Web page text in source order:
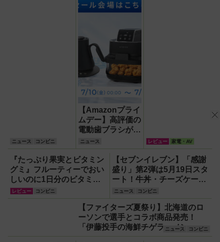
ニュース コンビニ
【Amazonプライ
ムデー】高評価の
電動歯ブラシが最
大33%OFF！エペ
イオスの大注目セ
ールを見逃すな！
ニュース レビュー 家電・AV
『たっぷり果実とビタミン
グミ』フルーティーでおい
しいのに1日分のビタミン
もとれるって!?【食べてみ
た】
レビュー コンビニ
【セブンイレブン】「感謝
盛り」第2弾は5月19日スタ
ート！牛丼・チーズケーキ
など6品が「お値段そのま
ま」50%以上増量【創業感
謝祭】
ニュース コンビニ
【ファイターズ夏祭り】北海道のロ
ーソンで選手とコラボ商品発売！
「伊藤投手の海鮮チゲラーメン」や
「ブルーサイダー」ほか
ニュース コンビニ